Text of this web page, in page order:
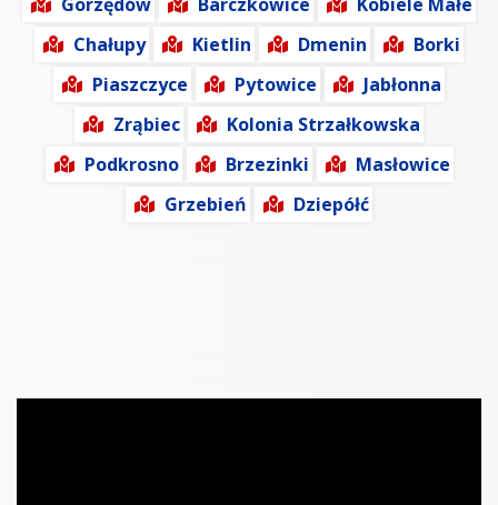
Chałupy
Kietlin Dmenin
Borki
Piaszczyce
Pytowice
Jabłonna
Zrąbiec
Kolonia Strzałkowska
Podkrosno
Brzezinki
Masłowice
Grzebień
Dziepółć